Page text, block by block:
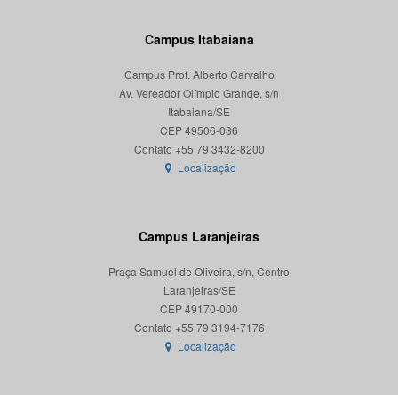
Campus Itabaiana
Campus Prof. Alberto Carvalho
Av. Vereador Olímpio Grande, s/n
Itabaiana/SE
CEP 49506-036
Localização
Campus Laranjeiras
Praça Samuel de Oliveira, s/n, Centro
Laranjeiras/SE
CEP 49170-000
Localização